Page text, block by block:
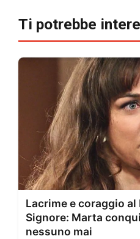
Ti potrebbe
Lacrime e coraggio al
Signore: Marta
nessuno mai